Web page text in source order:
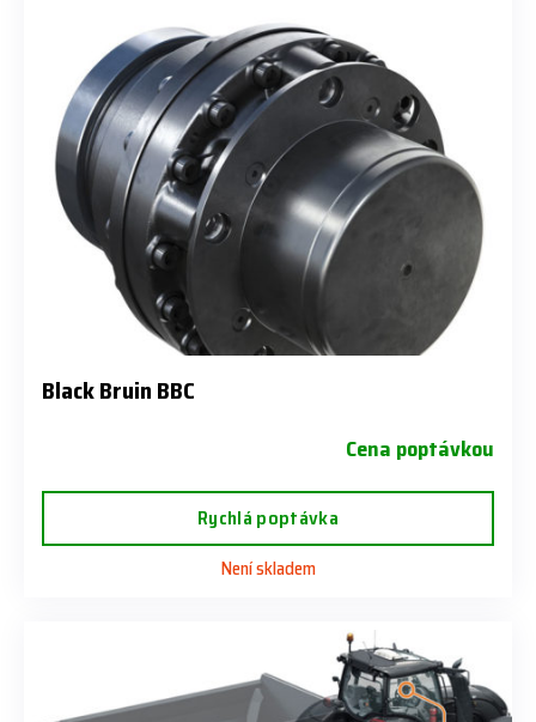
Black Bruin BBC
Cena poptávkou
Rychlá poptávka
Není skladem